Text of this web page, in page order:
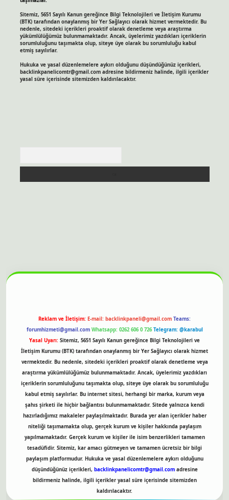
Sitemiz, 5651 Sayılı Kanun gereğince Bilgi Teknolojileri ve İletişim Kurumu
(BTK) tarafından onaylanmış bir Yer Sağlayıcı olarak hizmet vermektedir. Bu
nedenle, sitedeki içerikleri proaktif olarak denetleme veya araştırma
yükümlülüğümüz bulunmamaktadır. Ancak, üyelerimiz yazdıkları içeriklerin
sorumluluğunu taşımakta olup, siteye üye olarak bu sorumluluğu kabul
etmiş sayılırlar.
Hukuka ve yasal düzenlemelere aykırı olduğunu düşündüğünüz içerikleri,
backlinkpanelicomtr@gmail.comadresine bildirmeniz halinde, ilgili içerikler
yasal süre içerisinde sitemizden kaldırılacaktır.
Reklam ve İletişim: E-mail: backlinkpaneli@gmail.com Teams:
forumhizmeti@gmail.com Whatsapp: 0262 606 0 726 Telegram: @karabul
Yasal Uyarı: Sitemiz, 5651 Sayılı Kanun gereğince Bilgi Teknolojileri ve
İletişim Kurumu (BTK) tarafından onaylanmış bir Yer Sağlayıcı olarak hizmet
vermektedir. Bu nedenle, sitedeki içerikleri proaktif olarak denetleme veya
araştırma yükümlülüğümüz bulunmamaktadır. Ancak, üyelerimiz yazdıkları
içeriklerin sorumluluğunu taşımakta olup, siteye üye olarak bu sorumluluğu
kabul etmiş sayılırlar. Bu internet sitesi, herhangi bir marka, kurum veya
şahıs şirketi ile hiçbir bağlantısı bulunmamaktadır. Sitede yalnızca kendi
hazırladığımız makaleler paylaşılmaktadır. Burada yer alan içerikler haber
niteliği taşımamakta olup, gerçek kurum ve kişiler hakkında paylaşım
yapılmamaktadır. Gerçek kurum ve kişiler ile isim benzerlikleri tamamen
tesadüfidir. Sitemiz, kar amacı gütmeyen ve tamamen ücretsiz bir bilgi
paylaşım platformudur. Hukuka ve yasal düzenlemelere aykırı olduğunu
düşündüğünüz içerikleri, backlinkpanelicomtr@gmail.comadresine
bildirmeniz halinde, ilgili içerikler yasal süre içerisinde sitemizden
kaldırılacaktır.